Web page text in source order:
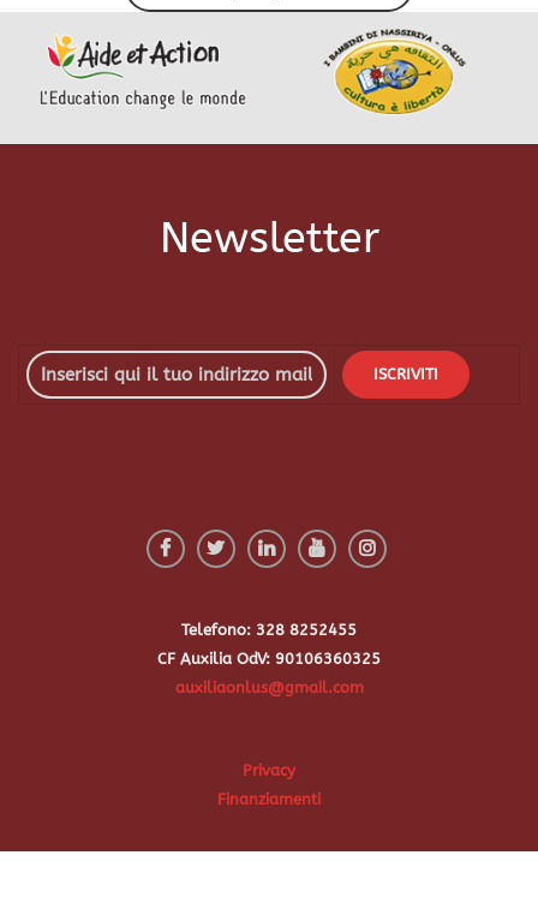
Newsletter
Telefono: 328 8252455
CF Auxilia OdV: 90106360325
auxiliaonlus@gmail.com
Privacy
Finanziamenti